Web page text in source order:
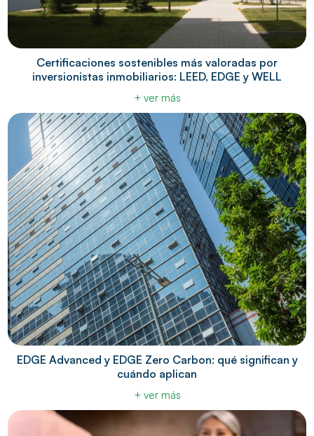
Certificaciones sostenibles más valoradas por
inversionistas inmobiliarios: LEED, EDGE y WELL
+ ver más
EDGE Advanced y EDGE Zero Carbon: qué significan y
cuándo aplican
+ ver más